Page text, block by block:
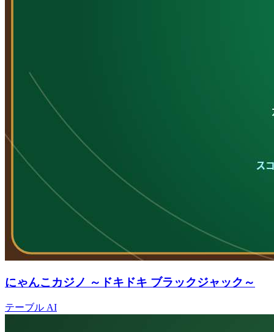
にゃんこカジノ ～ドキドキ ブラックジャック～
テーブル AI